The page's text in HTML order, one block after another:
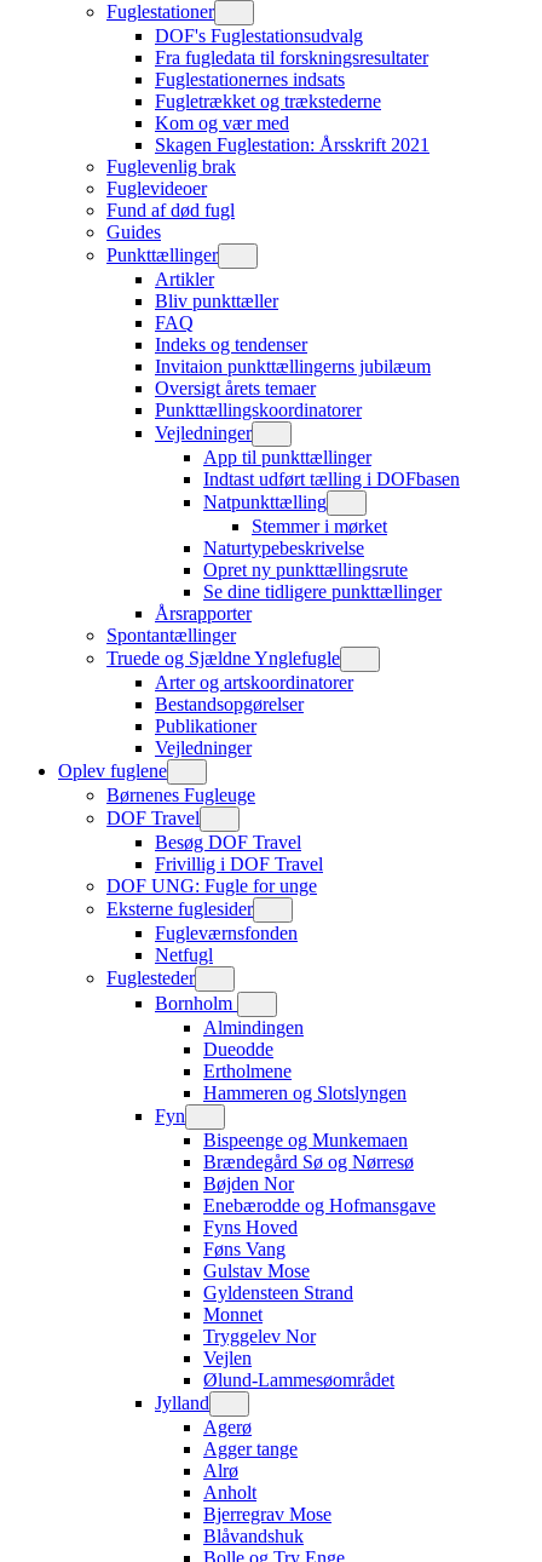
Fuglestationer
DOF's Fuglestationsudvalg
Fra fugledata til forskningsresultater
Fuglestationernes indsats
Fugletrækket og trækstederne
Kom og vær med
Skagen Fuglestation: Årsskrift 2021
Fuglevenlig brak
Fuglevideoer
Fund af død fugl
Guides
Punkttællinger
Artikler
Bliv punkttæller
FAQ
Indeks og tendenser
Invitaion punkttællingerns jubilæum
Oversigt årets temaer
Punkttællingskoordinatorer
Vejledninger
App til punkttællinger
Indtast udført tælling i DOFbasen
Natpunkttælling
Stemmer i mørket
Naturtypebeskrivelse
Opret ny punkttællingsrute
Se dine tidligere punkttællinger
Årsrapporter
Spontantællinger
Truede og Sjældne Ynglefugle
Arter og artskoordinatorer
Bestandsopgørelser
Publikationer
Vejledninger
Oplev fuglene
Børnenes Fugleuge
DOF Travel
Besøg DOF Travel
Frivillig i DOF Travel
DOF UNG: Fugle for unge
Eksterne fuglesider
Fugleværnsfonden
Netfugl
Fuglesteder
Bornholm
Almindingen
Dueodde
Ertholmene
Hammeren og Slotslyngen
Fyn
Bispeenge og Munkemaen
Brændegård Sø og Nørresø
Bøjden Nor
Enebærodde og Hofmansgave
Fyns Hoved
Føns Vang
Gulstav Mose
Gyldensteen Strand
Monnet
Tryggelev Nor
Vejlen
Ølund-Lammesøområdet
Jylland
Agerø
Agger tange
Alrø
Anholt
Bjerregrav Mose
Blåvandshuk
Bolle og Try Enge